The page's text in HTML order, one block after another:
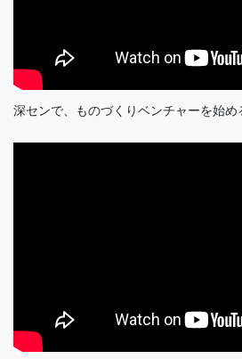
深センで、ものづくりベンチャーを始め